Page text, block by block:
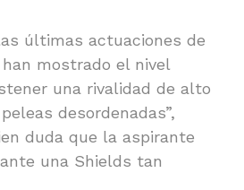
últimas actuaciones de
mostrado el nivel
una rivalidad de alto
desordenadas”,
duda que la aspirante
una Shields tan